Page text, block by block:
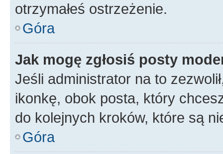
otrzymałeś ostrzeżenie.
Góra
Jak mogę zgłosiś posty
Jeśli administrator na to
ikonkę, obok posta, który
do kolejnych kroków, które są
Góra